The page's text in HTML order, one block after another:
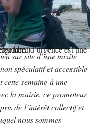
Tristan Dereuddre.)
sur site d’une mixité
spéculatif et accessible
cette semaine à une
la mairie, ce promoteur
de l’intérêt collectif et
nous sommes